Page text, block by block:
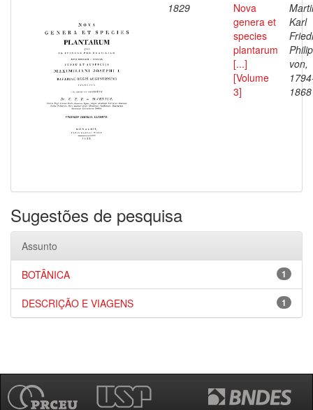
1829
Nova
genera et
species
plantarum
[...]
[Volume
3]
Karl
Philip
von,
1868
Sugestões de pesquisa
Assunto
1
BOTÂNICA
1
DESCRIÇÃO E VIAGENS